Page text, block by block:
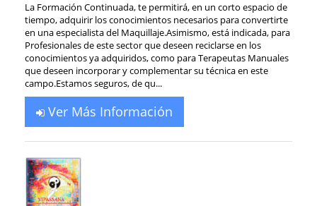
La Formación Continuada, te permitirá, en un corto espacio de
tiempo, adquirir los conocimientos necesarios para convertirte
en una especialista del Maquillaje.Asimismo, está indicada, para
Profesionales de este sector que deseen reciclarse en los
conocimientos ya adquiridos, como para Terapeutas Manuales
que deseen incorporar y complementar su técnica en este
campo.Estamos seguros, de qu...
Ver Más Información